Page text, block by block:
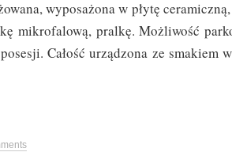
wyposażona w płytę
mikrofalową, pralkę. Możliwość
Całość urządzona ze smakiem